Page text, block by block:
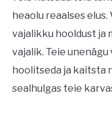
heaolu reaalses elus.
vajalikku hooldust ja
vajalik. Teie
hoolitseda ja kaitsta
sealhulgas teie